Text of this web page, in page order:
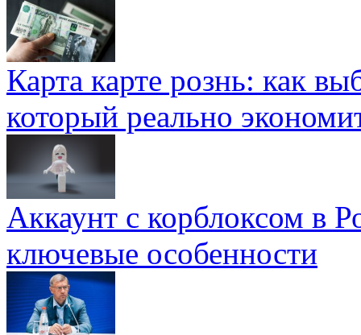
Карта карте рознь: как
который реально
Аккаунт с корблоксом в
ключевые особенности